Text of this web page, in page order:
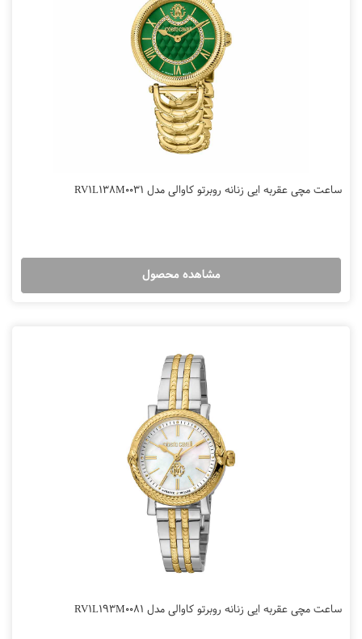
ساعت مچی عقربه ایی زنانه روبرتو کاوالی مدل RV1L138M0031
مشاهده محصول
ساعت مچی عقربه ایی زنانه روبرتو کاوالی مدل RV1L193M0081